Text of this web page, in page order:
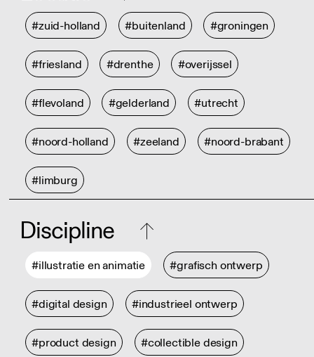
#zuid-holland #buitenland #groningen
#friesland #drenthe #overijssel
#flevoland #gelderland #utrecht
#noord-holland #zeeland #noord-brabant
#limburg
Discipline
#illustratie en animatie #grafisch ontwerp
#digital design #industrieel ontwerp
#product design #collectible design